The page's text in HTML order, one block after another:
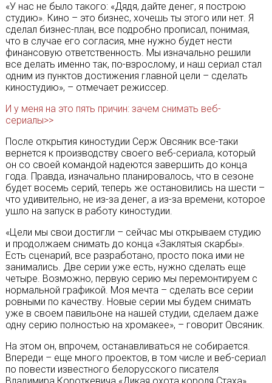
«У нас не было такого: «Дядя, дайте денег, я построю
студию». Кино – это бизнес, хочешь ты этого или нет. Я
сделал бизнес-план, все подробно прописал, понимая,
что в случае его согласия, мне нужно будет нести
финансовую ответственность. Мы изначально решили
все делать именно так, по-взрослому, и наш сериал стал
одним из пунктов достижения главной цели – сделать
киностудию», – отмечает режиссер.
И у меня на это пять причин: зачем снимать веб-
сериалы>>
После открытия киностудии Серж Овсяник все-таки
вернется к производству своего веб-сериала, который
он со своей командой надеются завершить до конца
года. Правда, изначально планировалось, что в сезоне
будет восемь серий, теперь же остановились на шести –
что удивительно, не из-за денег, а из-за времени, которое
ушло на запуск в работу киностудии.
«Цели мы свои достигли – сейчас мы открываем студию
и продолжаем снимать до конца «Заклятыя скарбы».
Есть сценарий, все разработано, просто пока ими не
занимались. Две серии уже есть, нужно сделать еще
четыре. Возможно, первую серию мы перемонтируем с
нормальной графикой. Моя мечта – сделать все серии
ровными по качеству. Новые серии мы будем снимать
уже в своем павильоне на нашей студии, сделаем даже
одну серию полностью на хромакее», – говорит Овсяник.
На этом он, впрочем, останавливаться не собирается.
Впереди – еще много проектов, в том числе и веб-сериал
по повести известного белорусского писателя